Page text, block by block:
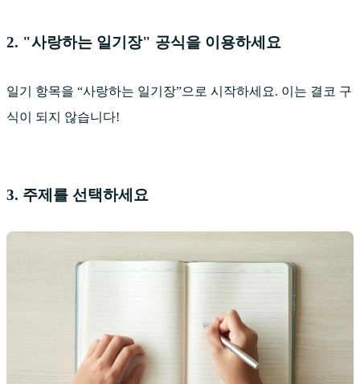
2. "사랑하는 일기장" 공식을 이용하세요
일기 항목을 “사랑하는 일기장”으로 시작하세요. 이는 결코 구
식이 되지 않습니다!
3. 주제를 선택하세요